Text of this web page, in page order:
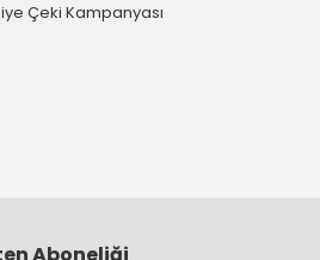
Çeki Kampanyası